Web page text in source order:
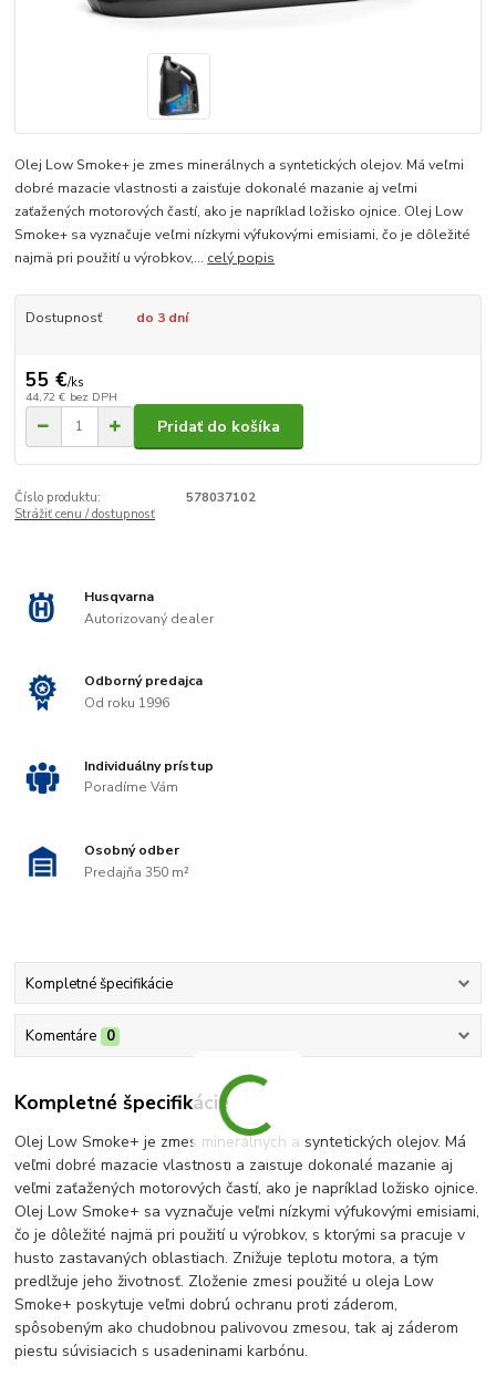
Olej Low Smoke+ je zmes minerálnych a syntetických olejov. Má veľmi
dobré mazacie vlastnosti a zaisťuje dokonalé mazanie aj veľmi
zaťažených motorových častí, ako je napríklad ložisko ojnice. Olej Low
Smoke+ sa vyznačuje veľmi nízkymi výfukovými emisiami, čo je dôležité
najmä pri použití u výrobkov,... celý popis
Dostupnosť do 3 dní
55 €/ks
44,72 € bez DPH
Pridať do košíka
Číslo produktu:
578037102
Strážiť cenu / dostupnosť
Husqvarna
Autorizovaný dealer
Odborný predajca
Od roku 1996
Individuálny prístup
Poradíme Vám
Osobný odber
Predajňa 350 m²
Kompletné špecifikácie
Komentáre 0
Kompletné špecifikácie
Olej Low Smoke+ je zmes minerálnych a syntetických olejov. Má
veľmi dobré mazacie vlastnosti a zaisťuje dokonalé mazanie aj
veľmi zaťažených motorových častí, ako je napríklad ložisko ojnice.
Olej Low Smoke+ sa vyznačuje veľmi nízkymi výfukovými emisiami,
čo je dôležité najmä pri použití u výrobkov, s ktorými sa pracuje v
husto zastavaných oblastiach. Znižuje teplotu motora, a tým
predlžuje jeho životnosť. Zloženie zmesi použité u oleja Low
Smoke+ poskytuje veľmi dobrú ochranu proti záderom,
spôsobeným ako chudobnou palivovou zmesou, tak aj záderom
piestu súvisiacich s usadeninami karbónu.